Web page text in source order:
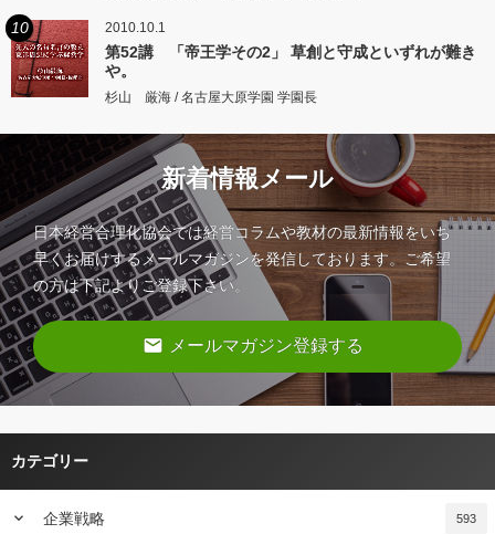
10 2010.10.1
第52講 「帝王学その2」 草創と守成といずれが難き
や。
杉山 厳海 / 名古屋大原学園 学園長
新着情報メール
日本経営合理化協会では経営コラムや教材の最新情報をいち
早くお届けするメールマガジンを発信しております。ご希望
の方は下記よりご登録下さい。
email メールマガジン登録する
カテゴリー
keyboard_arrow_down 企業戦略 593